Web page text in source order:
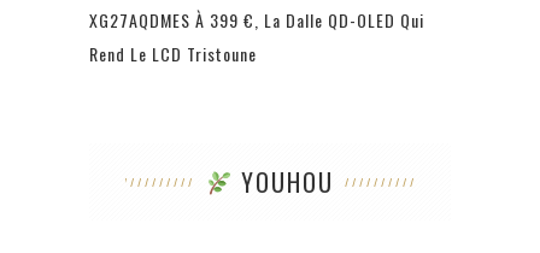
XG27AQDMES À 399 €, La Dalle QD-OLED Qui
Rend Le LCD Tristoune
YOUHOU